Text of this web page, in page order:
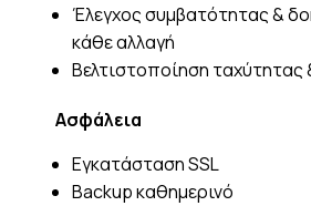
Έλεγχος συμβατότητας &
κάθε αλλαγή
Βελτιστοποίηση
Ασφάλεια
Εγκατάσταση SSL
Backup καθημερινό